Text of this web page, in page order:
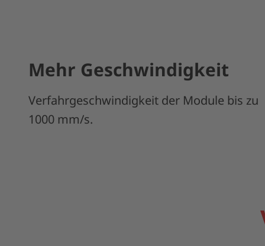
Mehr Geschwindigkeit
Verfahrgeschwindigkeit der Module bis zu
1000 mm/s.